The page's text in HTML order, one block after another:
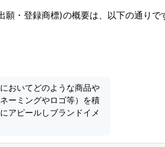
・登録商標)の概要は、以下の通りで
おいてどのような商品や
ーミングやロゴ等）を積
アピールしブランドイメ